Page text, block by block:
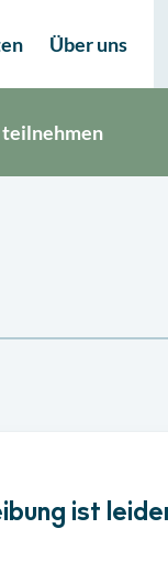
Über uns
teilnehmen
ist